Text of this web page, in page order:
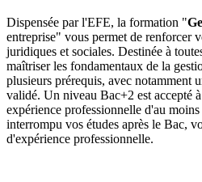
Dispensée par l'EFE, la formation "
entreprise" vous permet de renforcer
juridiques et sociales. Destinée à
maîtriser les fondamentaux de la
plusieurs prérequis, avec notamment
validé. Un niveau Bac+2 est accepté
expérience professionnelle d'au
interrompu vos études après le Bac,
d'expérience professionnelle.